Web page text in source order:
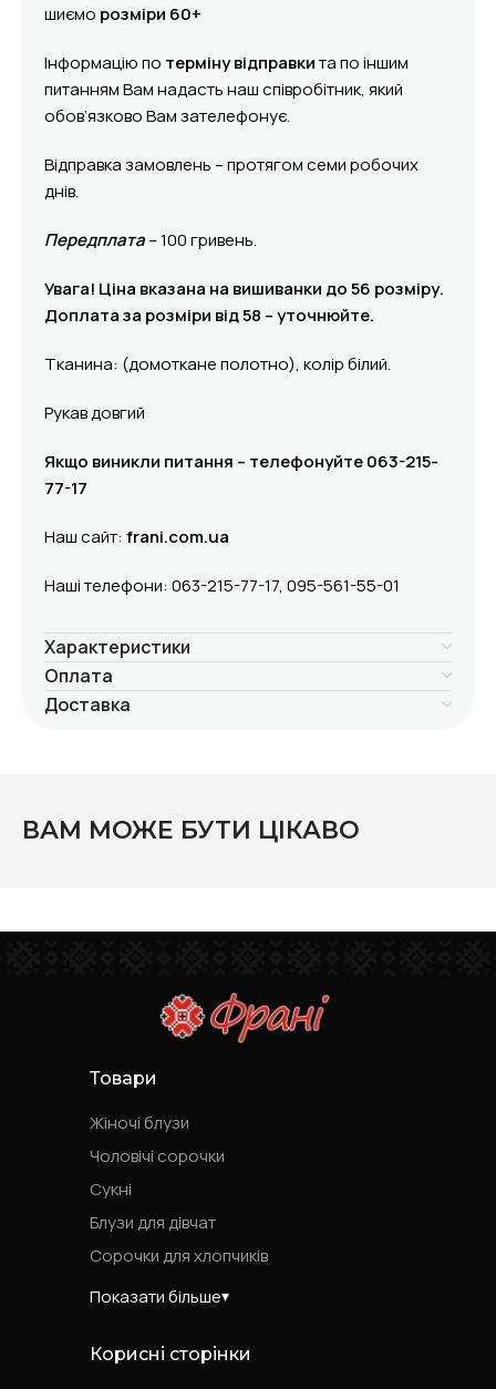
шиємо розміри 60+
Інформацію по терміну відправкита по іншим
питанням Вам надасть наш співробітник, який
обов’язково Вам зателефонує.
Відправка замовлень – протягом семи робочих
днів.
Передплата– 100 гривень.
Увага! Ціна вказана на вишиванки до 56 розміру.
Доплата за розміри від 58 – уточнюйте.
Тканина: (домоткане полотно), колір білий.
Рукав довгий
Якщо виникли питання – телефонуйте 063-215-
77-17
Наш сайт: frani.com.ua
Наші телефони: 063-215-77-17, 095-561-55-01
Характеристики
Оплата
Доставка
ВАМ МОЖЕ БУТИ ЦІКАВО
Товари
Жіночі блузи
Чоловічі сорочки
Сукні
Блузи для дівчат
Сорочки для хлопчиків
Показати більше
Корисні сторінки